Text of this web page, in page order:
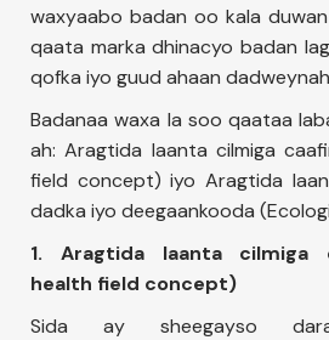
waxyaabo badan oo kala
qaata marka dhinacyo badan
qofka iyo guud ahaan
Badanaa waxa la soo qaataa
ah: Aragtida laanta cilmiga
field concept) iyo Aragtida
dadka iyo deegaankooda
1. Aragtida laanta cilmiga
health field concept)
Sida ay sheegayso